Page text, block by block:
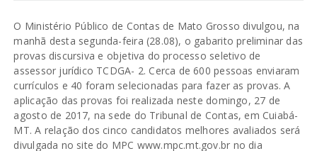
O Ministério Público de Contas de Mato Grosso divulgou, na
manhã desta segunda-feira (28.08), o gabarito preliminar das
provas discursiva e objetiva do processo seletivo de
assessor jurídico TCDGA- 2. Cerca de 600 pessoas enviaram
currículos e 40 foram selecionadas para fazer as provas. A
aplicação das provas foi realizada neste domingo, 27 de
agosto de 2017, na sede do Tribunal de Contas, em Cuiabá-
MT. A relação dos cinco candidatos melhores avaliados será
divulgada no site do MPC www.mpc.mt.gov.br no dia